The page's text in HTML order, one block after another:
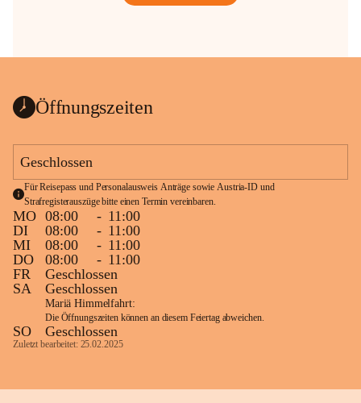
Öffnungszeiten
Geschlossen
Für Reisepass und Personalausweis Anträge sowie Austria-ID und
Strafregisterauszüge bitte einen Termin vereinbaren.
MO 08:00 - 11:00
DI
08:00 - 11:00
MI
08:00 - 11:00
DO
08:00 - 11:00
FR
Geschlossen
SA
Geschlossen
Mariä Himmelfahrt:
Die Öffnungszeiten können an diesem Feiertag abweichen.
SO Geschlossen
Zuletzt bearbeitet: 25.02.2025